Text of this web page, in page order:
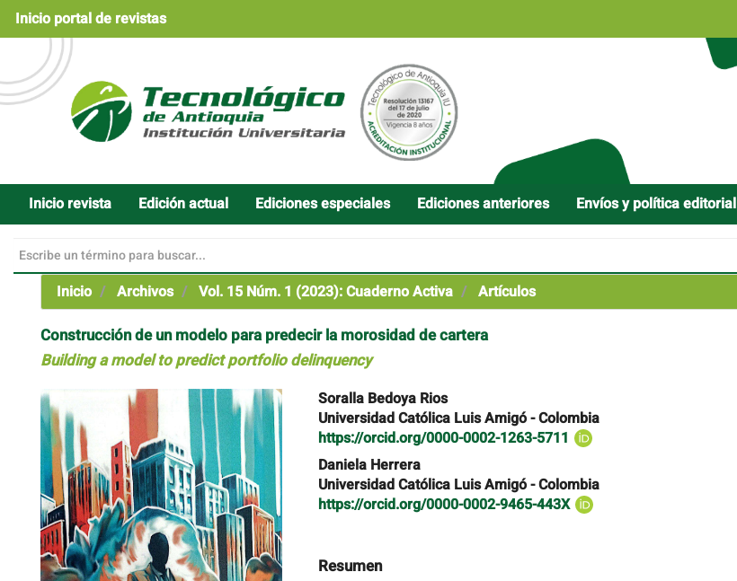
Navegación
principal
Contenido
principal
Barra
lateral
Inicio portal de revistas
Inicio revista Edición actual Ediciones especiales Ediciones anteriores Envíos y política editorial
Inicio
Archivos Vol. 15 Núm. 1 (2023): Cuaderno Activa Artículos
Construcción de un modelo para predecir la morosidad de cartera
Building a model to predict portfolio delinquency
Barra
lateral
del
artículo
Contenido
principal
del
artículo
Soralla Bedoya Rios
Universidad Católica Luis Amigó - Colombia
https://orcid.org/0000-0002-1263-5711
Daniela Herrera
Universidad Católica Luis Amigó - Colombia
https://orcid.org/0000-0002-9465-443X
Resumen